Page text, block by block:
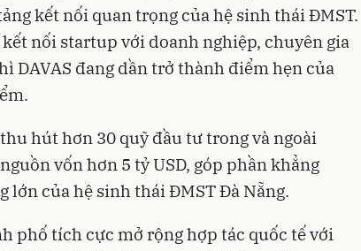
kết nối quan trọng của hệ sinh thái ĐMST.
kết nối startup với doanh nghiệp, chuyên gia
DAVAS đang dần trở thành điểm hẹn của
thu hút hơn 30 quỹ đầu tư trong và ngoài
vốn hơn 5 tỷ USD, góp phần khẳng
lớn của hệ sinh thái ĐMST Đà Nẵng.
phố tích cực mở rộng hợp tác quốc tế với